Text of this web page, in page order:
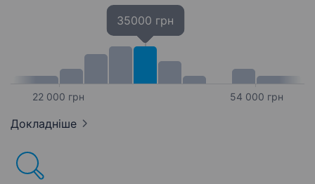
22 000 грн
35000 грн
54 000 грн
Докладніше